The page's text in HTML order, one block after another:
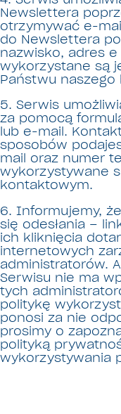
Newslettera
otrzymywać e-
do Newslettera
nazwisko, adres
wykorzystane są
Państwu
5. Serwis
za pomocą
lub e-mail.
sposobów
mail oraz numer
wykorzystywane
kontaktowym.
6. Informujemy,
się odesłania –
ich kliknięcia
internetowych
administratorów.
Serwisu nie ma
tych
politykę
ponosi za nie
prosimy o
polityką
wykorzystywania